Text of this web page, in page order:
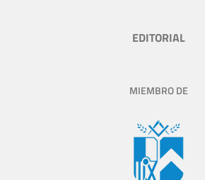
EDITORIAL
MIEMBRO DE